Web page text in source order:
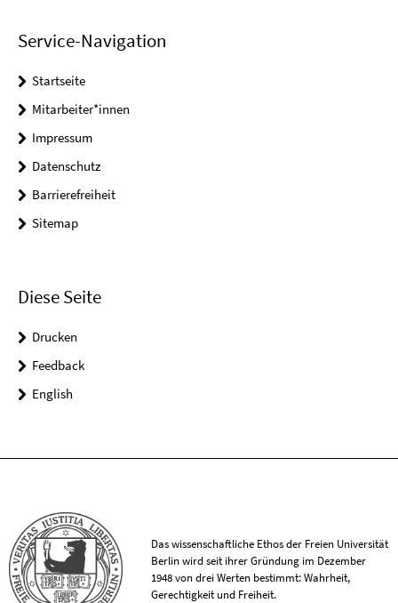
Service-Navigation
Startseite
Mitarbeiter*innen
Impressum
Datenschutz
Barrierefreiheit
Sitemap
Diese Seite
Drucken
Feedback
English
Das wissenschaftliche Ethos der Freien Universität
Berlin wird seit ihrer Gründung im Dezember
1948 von drei Werten bestimmt: Wahrheit,
Gerechtigkeit und Freiheit.